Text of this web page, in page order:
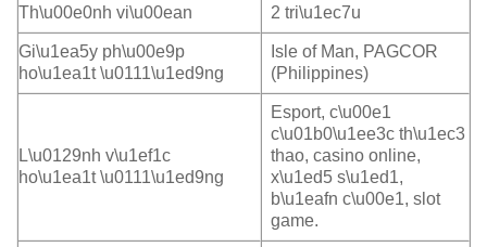
Th\u00e0nh vi\u00ean 2 tri\u1ec7u
Gi\u1ea5y ph\u00e9p
ho\u1ea1t \u0111\u1ed9ng
Isle of Man, PAGCOR
(Philippines)
L\u0129nh v\u1ef1c
ho\u1ea1t \u0111\u1ed9ng
Esport, c\u00e1
c\u01b0\u1ee3c th\u1ec3
thao, casino online,
x\u1ed5 s\u1ed1,
b\u1eafn c\u00e1, slot
game.